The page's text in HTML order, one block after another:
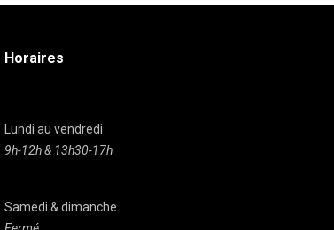
Horaires
Lundi au vendredi
9h-12h & 13h30-17h
Samedi & dimanche